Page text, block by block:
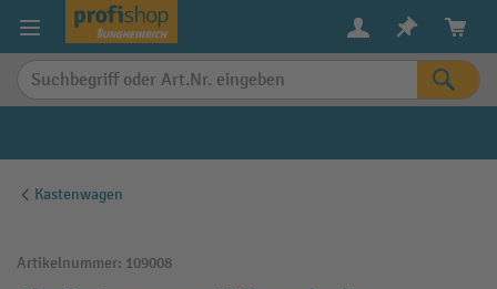
springen
Kastenwagen
Artikelnummer: 109008